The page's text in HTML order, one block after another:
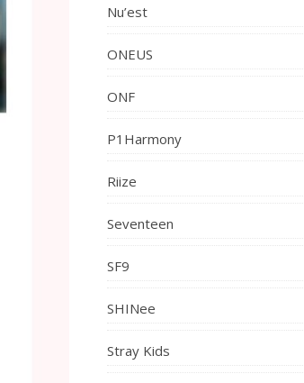
Nu’est
ONEUS
ONF
P1Harmony
Riize
Seventeen
SF9
SHINee
Stray Kids